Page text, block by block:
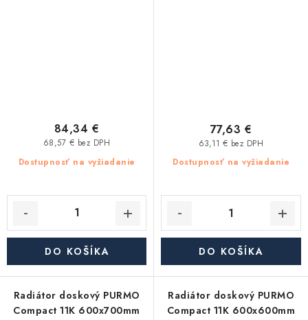
Dostupnosť na vyžiadanie
68,57 € bez DPH
84,34 €
DO KOŠÍKA
Dostupnosť na vyžiadanie
63,11 € bez DPH
77,63 €
DO KOŠÍKA
Radiátor doskový PURMO
Compact 11K 600x700mm
Radiátor doskový PURMO
Compact 11K 600x600mm